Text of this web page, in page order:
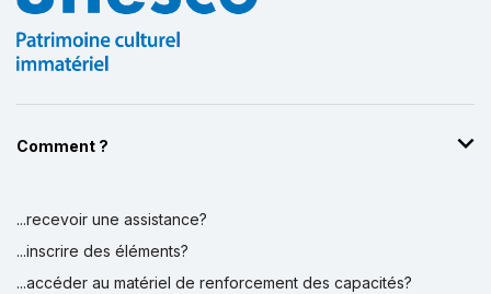
Comment ?
...recevoir une assistance?
...inscrire des éléments?
...accéder au matériel de renforcement des capacités?